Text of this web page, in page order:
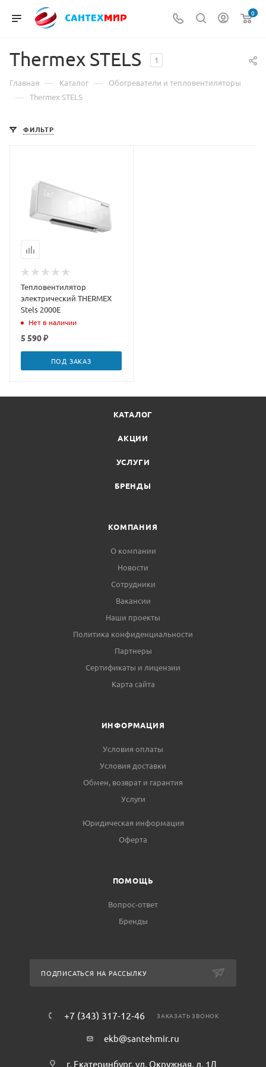
0
Thermex STELS 1
Главная — Каталог — Обогреватели и тепловентиляторы
— Thermex STELS
ФИЛЬТР
Тепловентилятор
электрический THERMEX
Stels 2000E
Нет в наличии
5 590 ₽
ПОД ЗАКАЗ
КАТАЛОГ
АКЦИИ
УСЛУГИ
БРЕНДЫ
КОМПАНИЯ
О компании
Новости
Сотрудники
Вакансии
Наши проекты
Политика конфиденциальности
Партнеры
Сертификаты и лицензии
Карта сайта
ИНФОРМАЦИЯ
Условия оплаты
Условия доставки
Обмен, возврат и гарантия
Услуги
Юридическая информация
Оферта
ПОМОЩЬ
Вопрос-ответ
Бренды
ПОДПИСАТЬСЯ НА РАССЫЛКУ
+7 (343) 317-12-46 ЗАКАЗАТЬ ЗВОНОК
ekb@santehmir.ru
г. Екатеринбург, ул. Окружная, д. 1Д